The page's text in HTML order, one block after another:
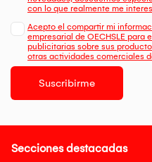
con lo que realmente me
Acepto el compartir mi
empresarial de OECHSLE para
publicitarias sobre sus
otras actividades comerciales
Suscribirme
Secciones destacadas